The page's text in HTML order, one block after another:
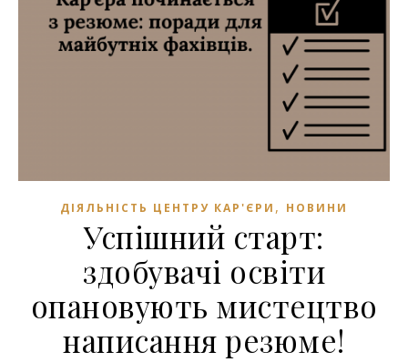
ДІЯЛЬНІСТЬ ЦЕНТРУ КАР'ЄРИ , НОВИНИ
Успішний старт:
здобувачі освіти
опановують мистецтво
написання резюме!